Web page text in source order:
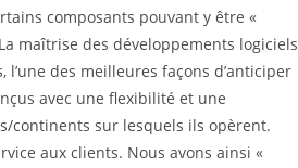
composants pouvant y être «
maîtrise des développements logiciels
des meilleures façons d’anticiper
avec une flexibilité et une
continents sur lesquels ils opèrent.
aux clients. Nous avons ainsi «